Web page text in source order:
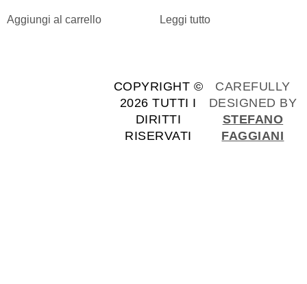
Aggiungi al carrello Leggi tutto
COPYRIGHT ©
2026 TUTTI I
DIRITTI
RISERVATI
CAREFULLY
DESIGNED BY
STEFANO
FAGGIANI